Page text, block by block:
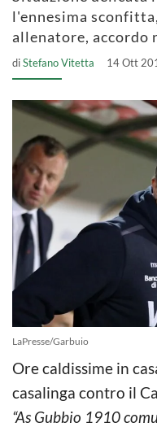
l'ennesima
allenatore, accordo
diStefano Vitetta 14 Ott
LaPresse/Garbuio
Ore caldissime in
casalinga contro il
“As Gubbio 1910